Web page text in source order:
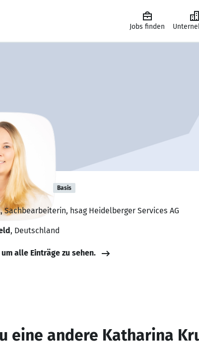
Jobs finden
Kruse Basis
Sachbearbeiterin, hsag Heidelberger Services AG
, Deutschland
um alle Einträge zu sehen.
eine andere Katharina